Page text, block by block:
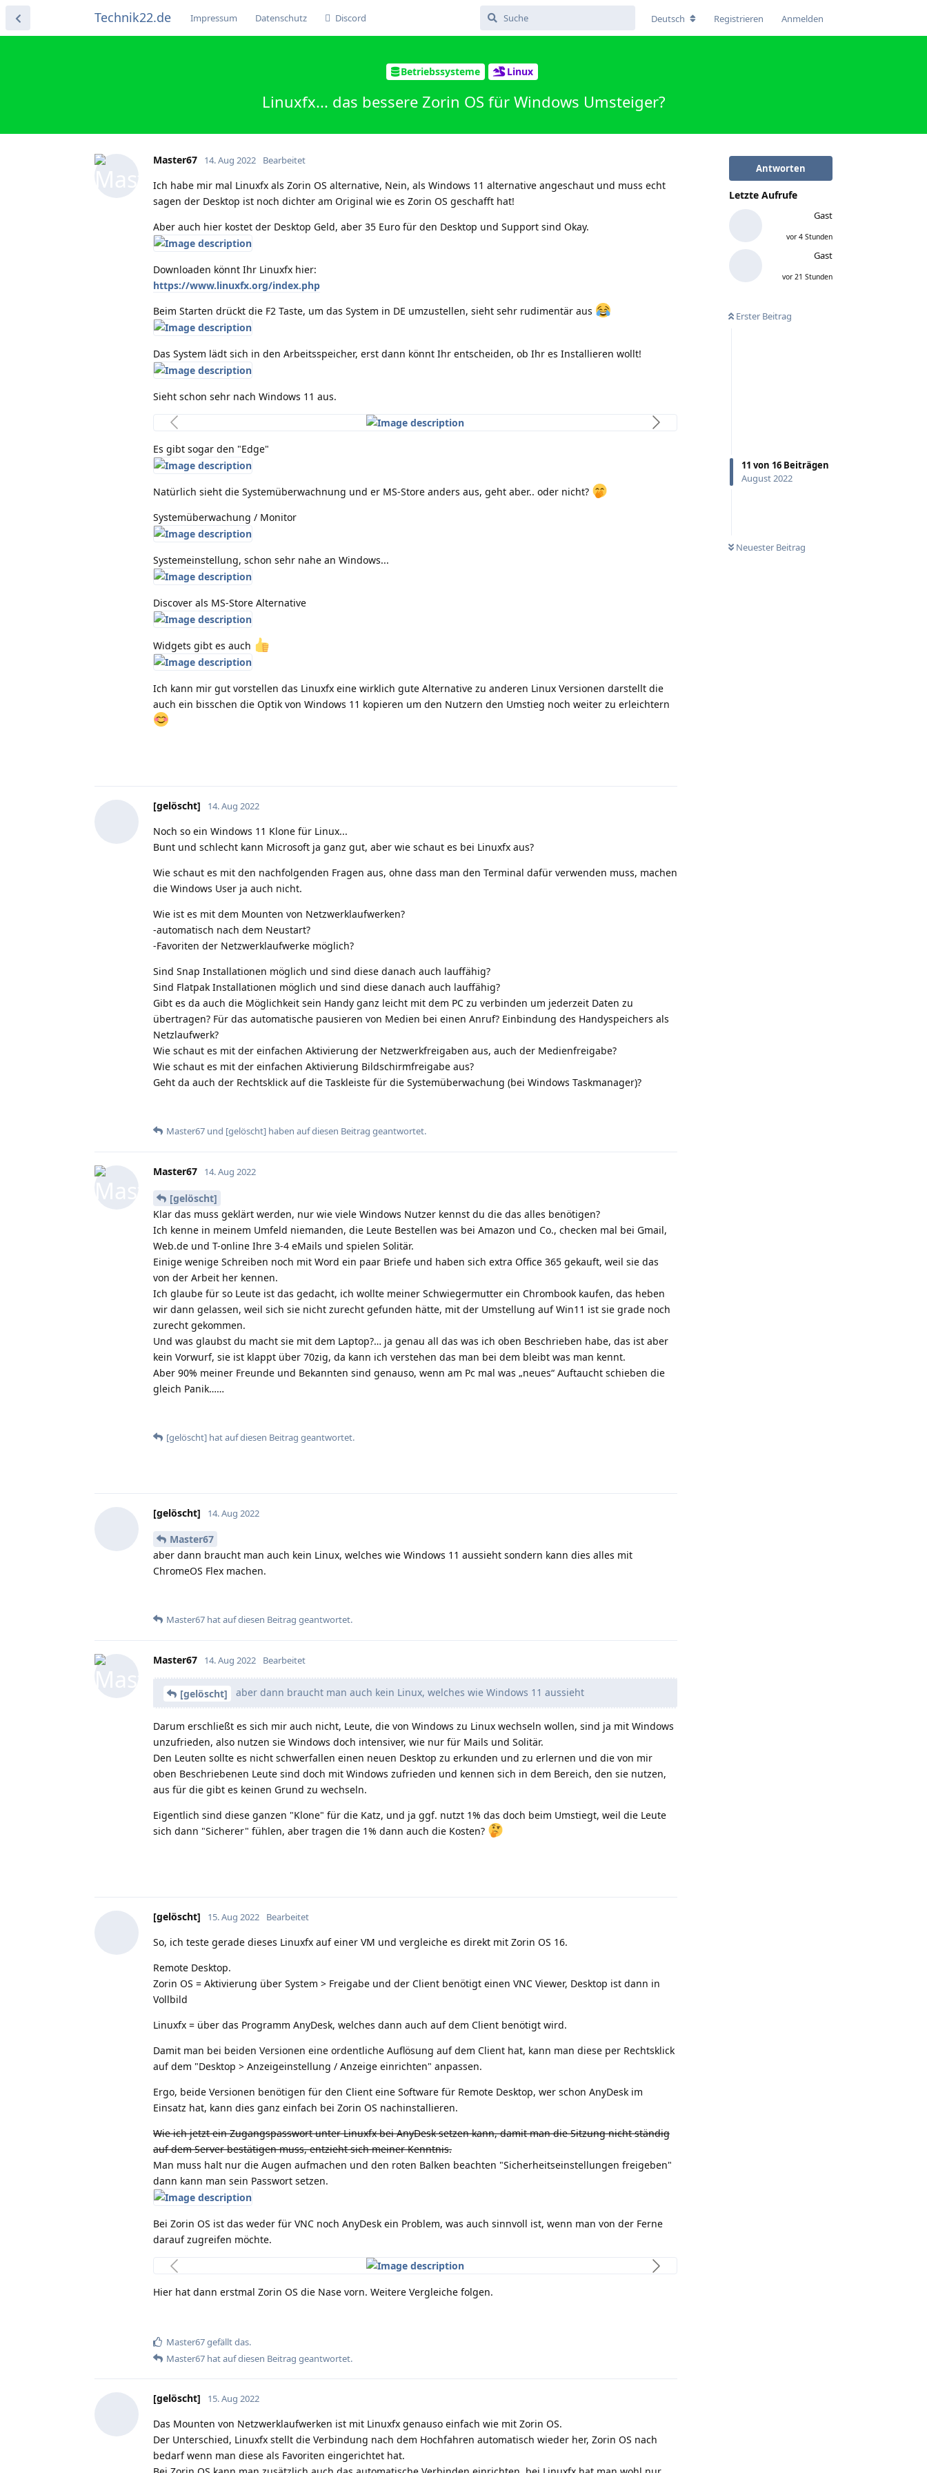
Technik22.de Impressum Datenschutz Discord Deutsch Registrieren Anmelden
Betriebssysteme Linux
Linuxfx... das bessere Zorin OS für Windows Umsteiger?
Antworten
Letzte Aufrufe
Gast
vor 4 Stunden
Gast
vor 21 Stunden
Erster Beitrag
11 von 16 Beiträgen
August 2022
Neuester Beitrag
Master67 14. Aug 2022 Bearbeitet
Ich habe mir mal Linuxfx als Zorin OS alternative, Nein, als Windows 11 alternative angeschaut und muss echt
sagen der Desktop ist noch dichter am Original wie es Zorin OS geschafft hat!
Aber auch hier kostet der Desktop Geld, aber 35 Euro für den Desktop und Support sind Okay.
Downloaden könnt Ihr Linuxfx hier:
https://www.linuxfx.org/index.php
Beim Starten drückt die F2 Taste, um das System in DE umzustellen, sieht sehr rudimentär aus
Das System lädt sich in den Arbeitsspeicher, erst dann könnt Ihr entscheiden, ob Ihr es Installieren wollt!
Sieht schon sehr nach Windows 11 aus.
Es gibt sogar den "Edge"
Natürlich sieht die Systemüberwachnung und er MS-Store anders aus, geht aber.. oder nicht?
Systemüberwachung / Monitor
Systemeinstellung, schon sehr nahe an Windows...
Discover als MS-Store Alternative
Widgets gibt es auch
Ich kann mir gut vorstellen das Linuxfx eine wirklich gute Alternative zu anderen Linux Versionen darstellt die
auch ein bisschen die Optik von Windows 11 kopieren um den Nutzern den Umstieg noch weiter zu erleichtern
[gelöscht] 14. Aug 2022
Noch so ein Windows 11 Klone für Linux...
Bunt und schlecht kann Microsoft ja ganz gut, aber wie schaut es bei Linuxfx aus?
Wie schaut es mit den nachfolgenden Fragen aus, ohne dass man den Terminal dafür verwenden muss, machen
die Windows User ja auch nicht.
Wie ist es mit dem Mounten von Netzwerklaufwerken?
-automatisch nach dem Neustart?
-Favoriten der Netzwerklaufwerke möglich?
Sind Snap Installationen möglich und sind diese danach auch lauffähig?
Sind Flatpak Installationen möglich und sind diese danach auch lauffähig?
Gibt es da auch die Möglichkeit sein Handy ganz leicht mit dem PC zu verbinden um jederzeit Daten zu
übertragen? Für das automatische pausieren von Medien bei einen Anruf? Einbindung des Handyspeichers als
Netzlaufwerk?
Wie schaut es mit der einfachen Aktivierung der Netzwerkfreigaben aus, auch der Medienfreigabe?
Wie schaut es mit der einfachen Aktivierung Bildschirmfreigabe aus?
Geht da auch der Rechtsklick auf die Taskleiste für die Systemüberwachung (bei Windows Taskmanager)?
Master67 und [gelöscht] haben auf diesen Beitrag geantwortet.
Master67 14. Aug 2022
[gelöscht]
Klar das muss geklärt werden, nur wie viele Windows Nutzer kennst du die das alles benötigen?
Ich kenne in meinem Umfeld niemanden, die Leute Bestellen was bei Amazon und Co., checken mal bei Gmail,
Web.de und T-online Ihre 3-4 eMails und spielen Solitär.
Einige wenige Schreiben noch mit Word ein paar Briefe und haben sich extra Office 365 gekauft, weil sie das
von der Arbeit her kennen.
Ich glaube für so Leute ist das gedacht, ich wollte meiner Schwiegermutter ein Chrombook kaufen, das heben
wir dann gelassen, weil sich sie nicht zurecht gefunden hätte, mit der Umstellung auf Win11 ist sie grade noch
zurecht gekommen.
Und was glaubst du macht sie mit dem Laptop?… ja genau all das was ich oben Beschrieben habe, das ist aber
kein Vorwurf, sie ist klappt über 70zig, da kann ich verstehen das man bei dem bleibt was man kennt.
Aber 90% meiner Freunde und Bekannten sind genauso, wenn am Pc mal was „neues“ Auftaucht schieben die
gleich Panik……
[gelöscht] hatauf diesen Beitrag geantwortet.
[gelöscht] 14. Aug 2022
Master67
aber dann braucht man auch kein Linux, welches wie Windows 11 aussieht sondern kann dies alles mit
ChromeOS Flex machen.
Master67 hatauf diesen Beitrag geantwortet.
Master67 14. Aug 2022 Bearbeitet
[gelöscht] aber dann braucht man auch kein Linux, welches wie Windows 11 aussieht
Darum erschließt es sich mir auch nicht, Leute, die von Windows zu Linux wechseln wollen, sind ja mit Windows
unzufrieden, also nutzen sie Windows doch intensiver, wie nur für Mails und Solitär.
Den Leuten sollte es nicht schwerfallen einen neuen Desktop zu erkunden und zu erlernen und die von mir
oben Beschriebenen Leute sind doch mit Windows zufrieden und kennen sich in dem Bereich, den sie nutzen,
aus für die gibt es keinen Grund zu wechseln.
Eigentlich sind diese ganzen "Klone" für die Katz, und ja ggf. nutzt 1% das doch beim Umstiegt, weil die Leute
sich dann "Sicherer" fühlen, aber tragen die 1% dann auch die Kosten?
[gelöscht] 15. Aug 2022 Bearbeitet
So, ich teste gerade dieses Linuxfx auf einer VM und vergleiche es direkt mit Zorin OS 16.
Remote Desktop.
Zorin OS = Aktivierung über System > Freigabe und der Client benötigt einen VNC Viewer, Desktop ist dann in
Vollbild
Linuxfx = über das Programm AnyDesk, welches dann auch auf dem Client benötigt wird.
Damit man bei beiden Versionen eine ordentliche Auflösung auf dem Client hat, kann man diese per Rechtsklick
auf dem "Desktop > Anzeigeinstellung / Anzeige einrichten" anpassen.
Ergo, beide Versionen benötigen für den Client eine Software für Remote Desktop, wer schon AnyDesk im
Einsatz hat, kann dies ganz einfach bei Zorin OS nachinstallieren.
Wie ich jetzt ein Zugangspasswort unter Linuxfx bei AnyDesk setzen kann, damit man die Sitzung nicht ständig
auf dem Server bestätigen muss, entzieht sich meiner Kenntnis.
Man muss halt nur die Augen aufmachen und den roten Balken beachten "Sicherheitseinstellungen freigeben"
dann kann man sein Passwort setzen.
Bei Zorin OS ist das weder für VNC noch AnyDesk ein Problem, was auch sinnvoll ist, wenn man von der Ferne
darauf zugreifen möchte.
Hier hat dann erstmal Zorin OS die Nase vorn. Weitere Vergleiche folgen.
Master67gefällt das.
Master67 hatauf diesen Beitrag geantwortet.
[gelöscht] 15. Aug 2022
Das Mounten von Netzwerklaufwerken ist mit Linuxfx genauso einfach wie mit Zorin OS.
Der Unterschied, Linuxfx stellt die Verbindung nach dem Hochfahren automatisch wieder her, Zorin OS nach
bedarf wenn man diese als Favoriten eingerichtet hat.